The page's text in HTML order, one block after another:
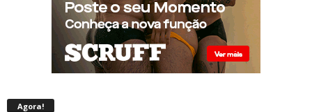
Agora!